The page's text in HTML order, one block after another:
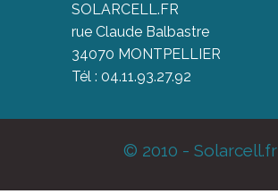
SOLARCELL.FR
rue Claude Balbastre
34070 MONTPELLIER
Tél : 04.11.93.27.92
© 2010 - Solarcell.fr